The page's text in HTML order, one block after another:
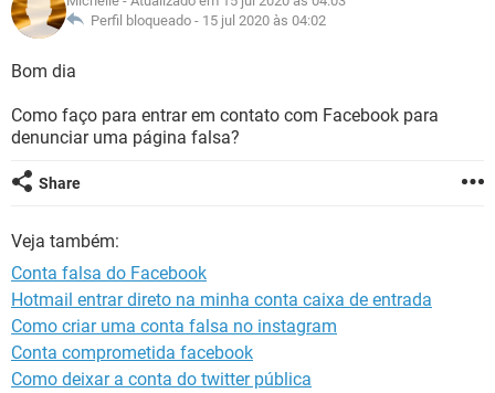
INSTAGRAM GMAIL
GUIA DE COMPRAS
OUTLOOK EXCEL
INSTAGRAM
JOGOS WHATSAPP
CELULAR
OUTLOOK
INSTAGRAM GMAIL
GLOSSÁRIO
JOGOS
OUTLOOK
INSTAGRAM
Perfil bloqueado - 15 jul 2020 às 04:02
Bom dia
Como faço para entrar em contato com Facebook para
denunciar uma página falsa?
Share
Veja também:
Conta falsa do Facebook
Hotmail entrar direto na minha conta caixa de entrada
Como criar uma conta falsa no instagram
Conta comprometida facebook
Como deixar a conta do twitter pública